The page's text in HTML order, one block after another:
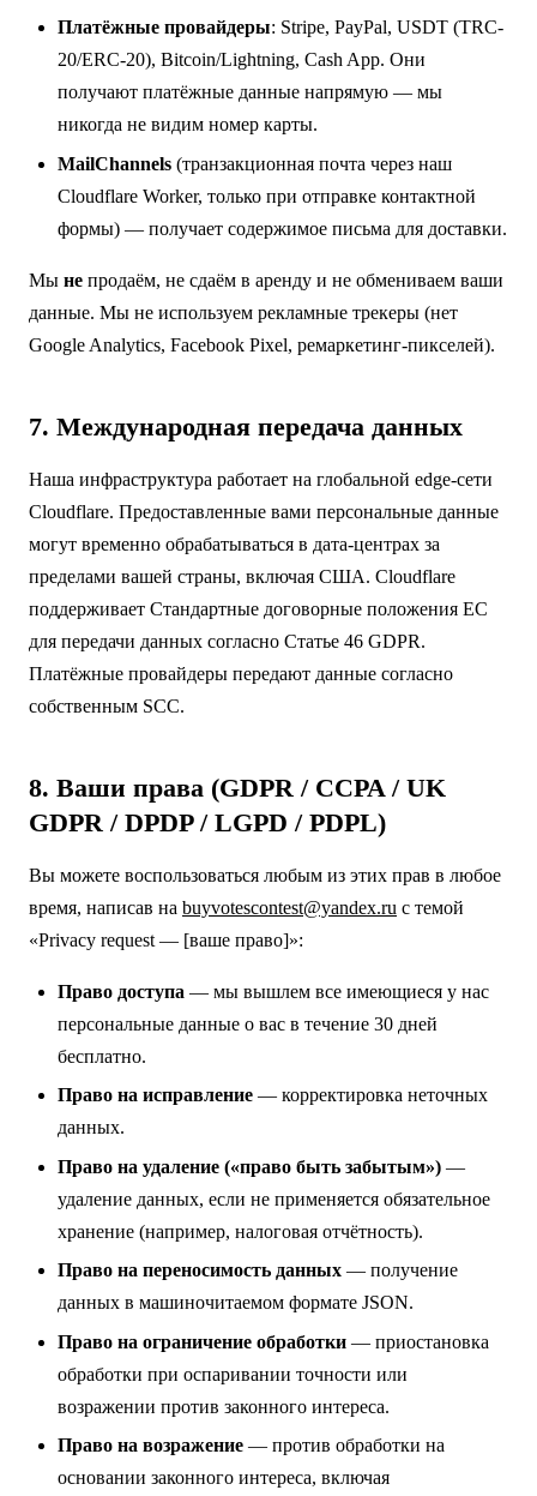
Платёжные провайдеры: Stripe, PayPal, USDT (TRC-
20/ERC-20), Bitcoin/Lightning, Cash App. Они
получают платёжные данные напрямую — мы
никогда не видим номер карты.
MailChannels (транзакционная почта через наш
Cloudflare Worker, только при отправке контактной
формы) — получает содержимое письма для доставки.
Мы не продаём, не сдаём в аренду и не обмениваем ваши
данные. Мы не используем рекламные трекеры (нет
Google Analytics, Facebook Pixel, ремаркетинг-пикселей).
7. Международная передача данных
Наша инфраструктура работает на глобальной edge-сети
Cloudflare. Предоставленные вами персональные данные
могут временно обрабатываться в дата-центрах за
пределами вашей страны, включая США. Cloudflare
поддерживает Стандартные договорные положения ЕС
для передачи данных согласно Статье 46 GDPR.
Платёжные провайдеры передают данные согласно
собственным SCC.
8. Ваши права (GDPR / CCPA / UK
GDPR / DPDP / LGPD / PDPL)
Вы можете воспользоваться любым из этих прав в любое
время, написав на buyvotescontest@yandex.ru с темой
«Privacy request — [ваше право]»:
Право доступа — мы вышлем все имеющиеся у нас
персональные данные о вас в течение 30 дней
бесплатно.
Право на исправление — корректировка неточных
данных.
Право на удаление («право быть забытым») —
удаление данных, если не применяется обязательное
хранение (например, налоговая отчётность).
Право на переносимость данных — получение
данных в машиночитаемом формате JSON.
Право на ограничение обработки — приостановка
обработки при оспаривании точности или
возражении против законного интереса.
Право на возражение — против обработки на
основании законного интереса, включая